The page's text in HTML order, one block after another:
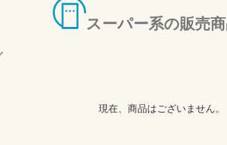
スーパー系の販売
現在、商品はございません。